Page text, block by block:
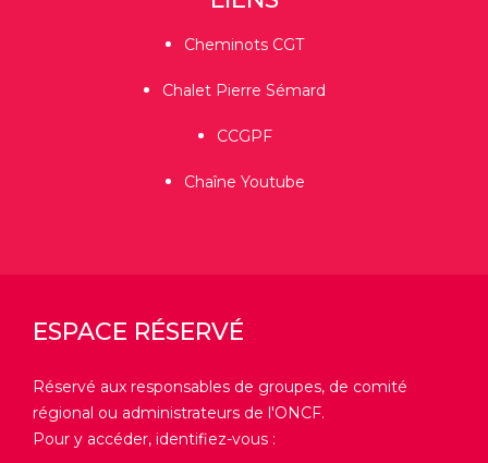
Cheminots CGT
Chalet Pierre Sémard
CCGPF
Chaîne Youtube
ESPACE RÉSERVÉ
Réservé aux responsables de groupes, de comité
régional ou administrateurs de l'ONCF.
Pour y accéder, identifiez-vous :